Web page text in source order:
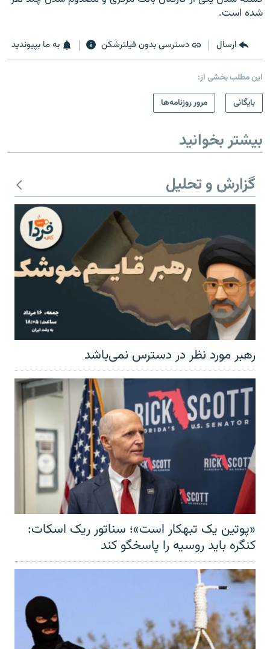
شده است.
ارسال دسترسی بدون فیلترشکن به ما بپیوندید
این مطلب بخشی از:
بایگانی
مرور روزنامه‌ها
بیشتر بخوانید
گزارش و تحلیل
رهبر مورد نظر در دسترس نمی‌باشد
«پوتین یک تبهکار است»؛ سناتور ریک اسکات:
کنگره باید روسیه را پاسخگو کند